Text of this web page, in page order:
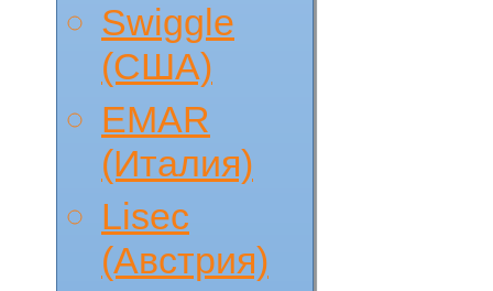
Swiggle
(CША)
EMAR
(Италия)
Lisec
(Австрия)